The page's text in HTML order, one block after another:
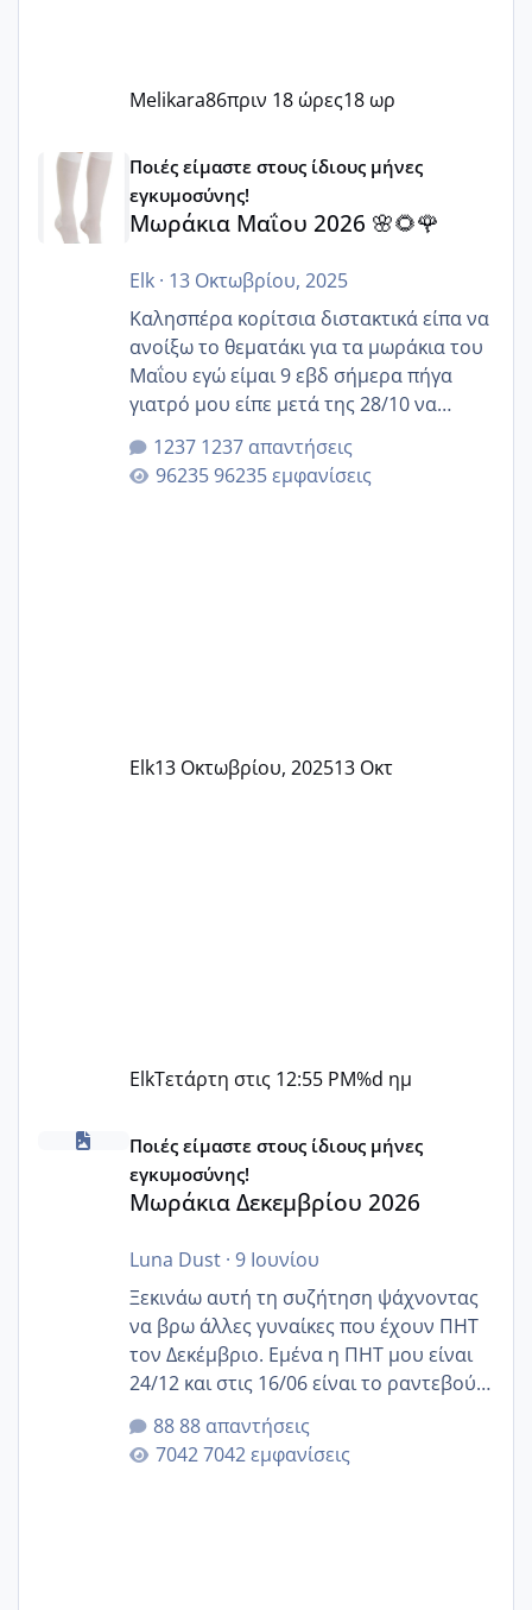
Melikara86πριν 18 ώρες18 ωρ
Μωράκια Μαΐου 2026 🌸🌻🌹
Ποιές είμαστε στους ίδιους μήνες
εγκυμοσύνης!
Μωράκια Μαΐου 2026 🌸🌻🌹
Elk· 13 Οκτωβρίου, 2025
Καλησπέρα κορίτσια διστακτικά είπα να
ανοίξω το θεματάκι για τα μωράκια του
Μαΐου εγώ είμαι 9 εβδ σήμερα πήγα
γιατρό μου είπε μετά της 28/10 να
κλείσω ραντεβού για την αυχενική είναι
καμιά άλλη κοπέλα να γεννάει Μάιο ;;
1237 απαντήσεις
96235 εμφανίσεις
Elk13 Οκτωβρίου, 202513 Οκτ
ElkΤετάρτη στις 12:55 PM%d ημ
Μωράκια Δεκεμβρίου 2026
Ποιές είμαστε στους ίδιους μήνες
εγκυμοσύνης!
Μωράκια Δεκεμβρίου 2026
Luna Dust· 9 Ιουνίου
Ξεκινάω αυτή τη συζήτηση ψάχνοντας
να βρω άλλες γυναίκες που έχουν ΠΗΤ
τον Δεκέμβριο. Εμένα η ΠΗΤ μου είναι
24/12 και στις 16/06 είναι το ραντεβού
της αυχενικής διαφάνειας. Έχω αρκετό
άγχος και οι μέρες δεν φαίνεται να
περνάνε με τίποτα.
88 απαντήσεις
7042 εμφανίσεις